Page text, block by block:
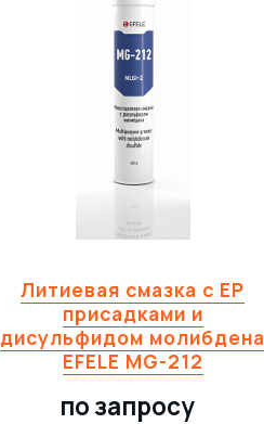
Литиевая смазка с EP
присадками и
дисульфидом молибдена
EFELE MG-212
по запросу